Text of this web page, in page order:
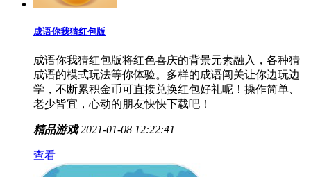
成语你我猜红包版
成语你我猜红包版将红色喜庆的背景元素融入，各种猜
成语的模式玩法等你体验。多样的成语闯关让你边玩边
学，不断累积金币可直接兑换红包好礼呢！操作简单、
老少皆宜，心动的朋友快快下载吧！
精品游戏 2021-01-08 12:22:41
查看